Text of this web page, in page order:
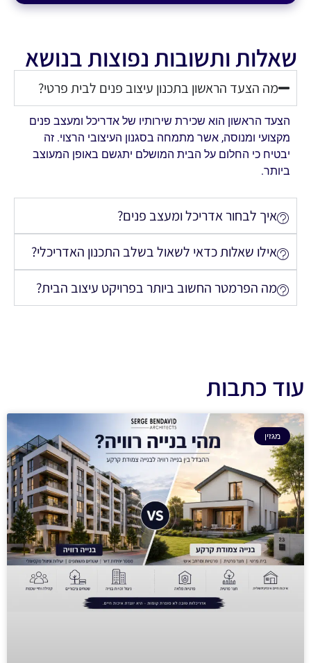
שאלות ותשובות נפוצות בנושא
מה הצעד הראשון בתכנון עיצוב פנים לבית פרטי?
הצעד הראשון הוא שכירת שירותיו של אדריכל ומעצב פנים
מקצועי ומנוסה, אשר מתמחה בסגנון העיצובי הרצוי. זה
יבטיח כי החלום על הבית המושלם יתגשם באופן המעוצב
ביותר.
איך לבחור אדריכל ומעצב פנים?
אילו שאלות כדאי לשאול בשלב התכנון האדריכלי?
מה הפרמטר החשוב ביותר בפרויקט עיצוב הבית?
עוד כתבות
מגזין